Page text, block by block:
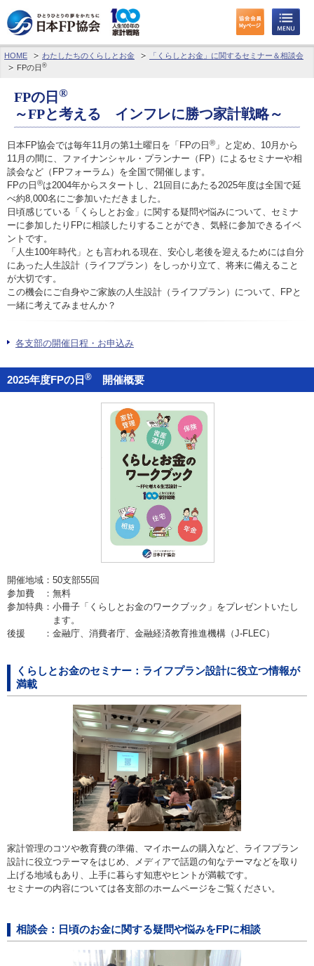
わたしたちのくらしとお金
FPに相談する
FP資格取得を目指す
FP技能検定
個人会員の皆様へ
日本FP協会について
パーソナルファイナンス教育について
アクセス
法人・行政機関の方へ
報道・メディア関係者の方へ
CLOSE
HOME わたしたちのくらしとお金
「くらしとお金」に関するセミナー＆相談会
FPの日 ®
FPの日 ®
～FPと考える インフレに勝つ家計戦略～
日本FP協会では毎年11月の第1土曜日を「FPの日 ® 」と定め、10月から
11月の間に、ファイナンシャル・プランナー（FP）によるセミナーや相
談会など（FPフォーラム）を全国で開催します。
FPの日 ®は2004年からスタートし、21回目にあたる2025年度は全国で延
べ約8,000名にご参加いただきました。
日頃感じている「くらしとお金」に関する疑問や悩みについて、セミナ
ーに参加したりFPに相談したりすることができ、気軽に参加できるイベ
ントです。
「人生100年時代」とも言われる現在、安心し老後を迎えるためには自分
にあった人生設計（ライフプラン）をしっかり立て、将来に備えること
が大切です。
この機会にご自身やご家族の人生設計（ライフプラン）について、FPと
一緒に考えてみませんか？
各支部の開催日程・お申込み
2025年度FPの日 ® 開催概要
開催地域： 50支部55回
参加費 ： 無料
参加特典： 小冊子「くらしとお金のワークブック」をプレゼントいたし
ます。
後援 ： 金融庁、消費者庁、金融経済教育推進機構（J-FLEC）
くらしとお金のセミナー：ライフプラン設計に役立つ情報が
満載
家計管理のコツや教育費の準備、マイホームの購入など、ライフプラン
設計に役立つテーマをはじめ、メディアで話題の旬なテーマなどを取り
上げる地域もあり、上手に暮らす知恵やヒントが満載です。
セミナーの内容については各支部のホームページをご覧ください。
相談会：日頃のお金に関する疑問や悩みをFPに相談